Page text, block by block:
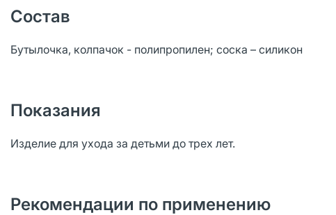
Состав
Бутылочка, колпачок - полипропилен; соска – силикон
Показания
Изделие для ухода за детьми до трех лет.
Рекомендации по применению